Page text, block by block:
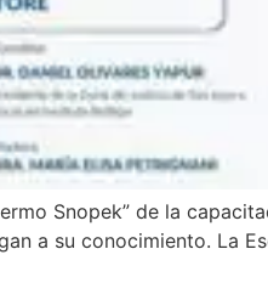
Snopek” de la
a su conocimiento. La